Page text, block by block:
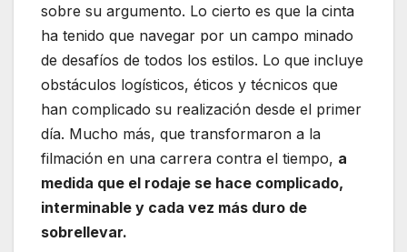
sobre su argumento. Lo cierto es que la cinta
ha tenido que navegar por un campo minado
de desafíos de todos los estilos. Lo que incluye
obstáculos logísticos, éticos y técnicos que
han complicado su realización desde el primer
día. Mucho más, que transformaron a la
filmación en una carrera contra el tiempo, a
medida que el rodaje se hace complicado,
interminable y cada vez más duro de
sobrellevar.